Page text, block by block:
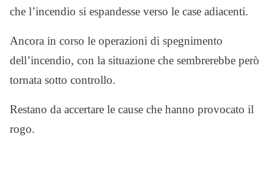
che l’incendio si espandesse verso le case adiacenti.
Ancora in corso le operazioni di spegnimento
dell’incendio, con la situazione che sembrerebbe però
tornata sotto controllo.
Restano da accertare le cause che hanno provocato il
rogo.